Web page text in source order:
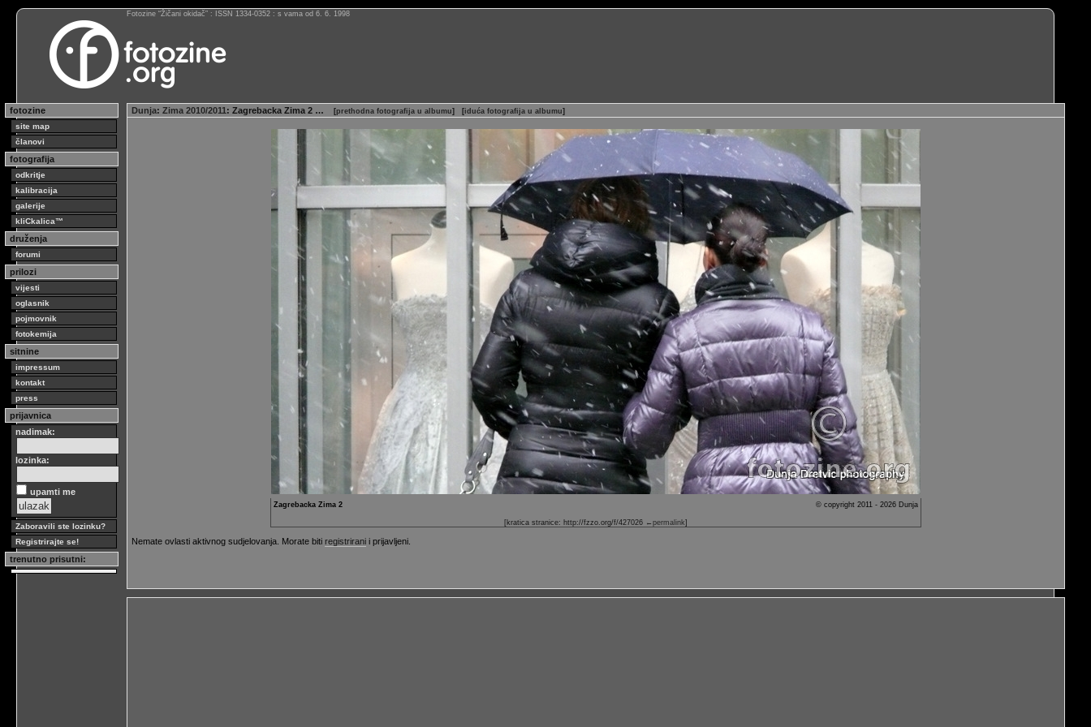
Fotozine “Žičani okidač” : ISSN 1334-0352 : s vama od 6. 6. 1998
fotozine
site map
članovi
fotografija
odkritje
kalibracija
galerije
kliCkalica™
druženja
forumi
prilozi
vijesti
oglasnik
pojmovnik
fotokemija
sitnine
impressum
kontakt
press
prijavnica
nadimak:
lozinka:
upamti me
Zaboravili ste lozinku?
Registrirajte se!
trenutno prisutni:
Dunja: Zima 2010/2011 : Zagrebacka Zima 2 … [prethodna fotografija u albumu] [iduća fotografija u albumu]
© copyright 2011 - 2026 Dunja
Zagrebacka Zima 2
[kratica stranice: http://fzzo.org/f/427026 ←permalink]
Nemate ovlasti aktivnog sudjelovanja. Morate biti registrirani i prijavljeni.